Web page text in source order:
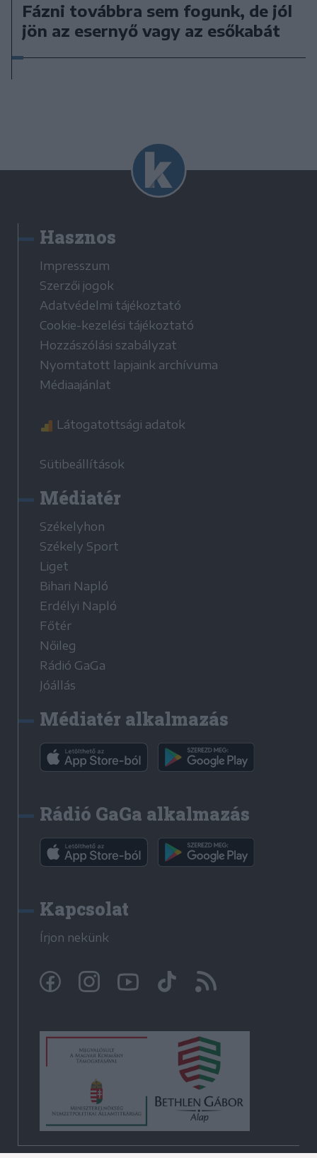
Fázni továbbra sem fogunk, de jól
jön az esernyő vagy az esőkabát
Hasznos
Impresszum
Szerzői jogok
Adatvédelmi tájékoztató
Cookie-kezelési tájékoztató
Hozzászólási szabályzat
Nyomtatott lapjaink archívuma
Médiaajánlat
Látogatottsági adatok
Sütibeállítások
Médiatér
Székelyhon
Székely Sport
Liget
Bihari Napló
Erdélyi Napló
Főtér
Nőileg
Rádió GaGa
Jóállás
Médiatér alkalmazás
Rádió GaGa alkalmazás
Kapcsolat
Írjon nekünk